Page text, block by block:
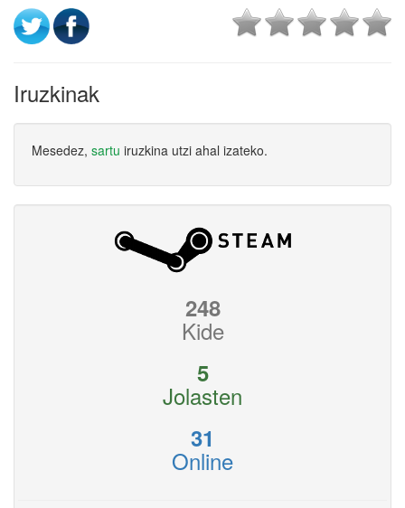
Iruzkinak
Mesedez, sartu iruzkina utzi ahal izateko.
248
Kide
5
Jolasten
31
Online